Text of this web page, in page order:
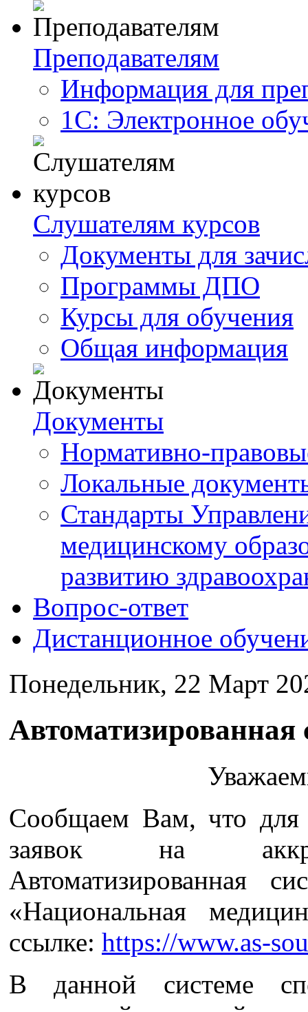
Преподавателям
Информация для
1С: Электронное
Слушателям курсов
Документы для
Программы ДПО
Курсы для обучения
Общая информация
Документы
Нормативно-
Локальные
Стандарты
медицинскому
развитию
Вопрос-ответ
Дистанционное
Понедельник, 22 Март
Автоматизированная
Сообщаем Вам, что для
заявок на
Автоматизированная
«Национальная
ссылке: https://www.as-
В данной системе